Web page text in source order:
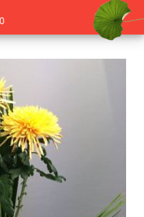
avec lecteur d'écran ou
avec lecteur d'écran